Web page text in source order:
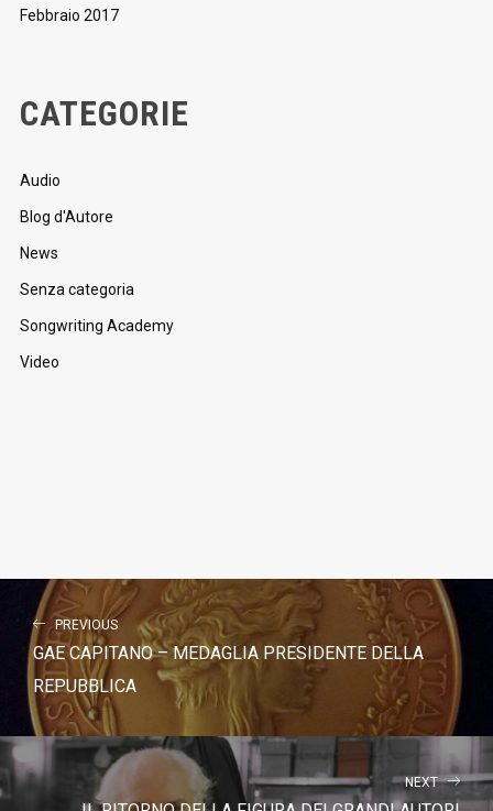
Febbraio 2017
CATEGORIE
Audio
Blog d'Autore
News
Senza categoria
Songwriting Academy
Video
PREVIOUS
GAE CAPITANO – MEDAGLIA PRESIDENTE DELLA
REPUBBLICA
NEXT